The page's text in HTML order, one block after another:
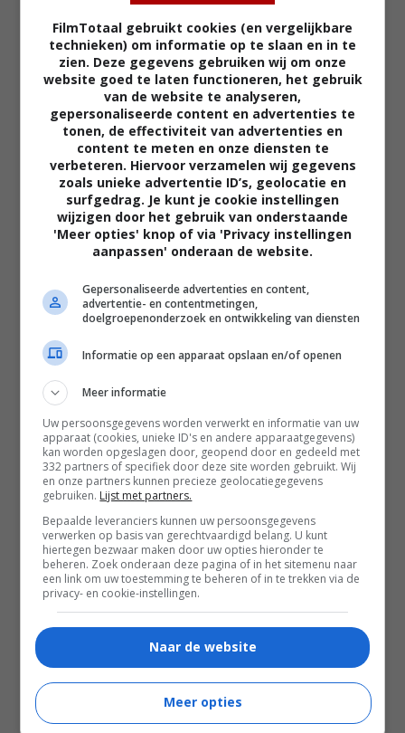
02:40
The Uprising
02:19
The Mongoose
2026
FilmTotaal gebruikt cookies (en vergelijkbare
technieken) om informatie op te slaan en in te
zien. Deze gegevens gebruiken wij om onze
website goed te laten functioneren, het gebruik
van de website te analyseren,
gepersonaliseerde content en advertenties te
tonen, de effectiviteit van advertenties en
content te meten en onze diensten te
verbeteren. Hiervoor verzamelen wij gegevens
zoals unieke advertentie ID’s, geolocatie en
surfgedrag. Je kunt je cookie instellingen
wijzigen door het gebruik van onderstaande
'Meer opties' knop of via 'Privacy instellingen
aanpassen' onderaan de website.
Gepersonaliseerde advertenties en content,
advertentie- en contentmetingen,
doelgroepenonderzoek en ontwikkeling van diensten
Informatie op een apparaat opslaan en/of openen
Meer informatie
Uw persoonsgegevens worden verwerkt en informatie van uw
apparaat (cookies, unieke ID's en andere apparaatgegevens)
kan worden opgeslagen door, geopend door en gedeeld met
332 partners of specifiek door deze site worden gebruikt. Wij
en onze partners kunnen precieze geolocatiegegevens
gebruiken. Lijst met partners.
Bepaalde leveranciers kunnen uw persoonsgegevens
verwerken op basis van gerechtvaardigd belang. U kunt
hiertegen bezwaar maken door uw opties hieronder te
beheren. Zoek onderaan deze pagina of in het sitemenu naar
een link om uw toestemming te beheren of in te trekken via de
privacy- en cookie-instellingen.
Naar de website
Meer opties